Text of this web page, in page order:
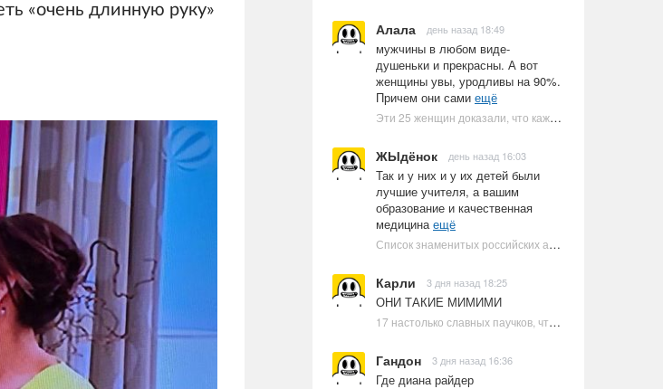
«очень длинную руку»
Алала день назад 18:49
мужчины в любом виде-
душеньки и прекрасны. А вот
женщины увы, уродливы на 90%.
Причем они сами ещё
Эти 25 женщин доказали, что каждое тело имеет право быть в бикини
ЖЫдёнок день назад 16:03
Так и у них и у их детей были
лучшие учителя, а вашим
образование и качественная
медицинаещё
Список знаменитых российских артистов-евреев | Ультрамарин
Карли 3 дня назад 18:25
ОНИ ТАКИЕ МИМИМИ
17 настолько славных паучков, что даже у арахнофобов появится желание их погладить
Гандон 3 дня назад 16:36
Где диана райдер